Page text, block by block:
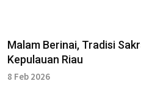
Malam Berinai, Tradisi
Kepulauan Riau
8 Feb 2026